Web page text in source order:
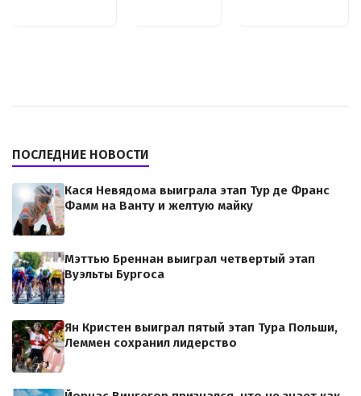
ПОСЛЕДНИЕ НОВОСТИ
Кася Невядома выиграла этап Тур де Франс
Фамм на Ванту и желтую майку
Мэттью Бреннан выиграл четвертый этап
Вуэльты Бургоса
Ян Кристен выиграл пятый этап Тура Польши,
Леммен сохранил лидерство